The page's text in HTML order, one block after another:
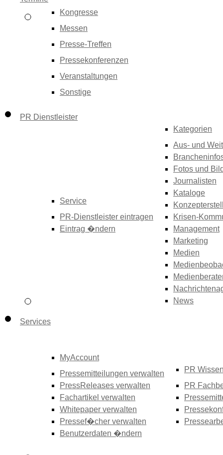
Kongresse
Messen
Presse-Treffen
Pressekonferenzen
Veranstaltungen
Sonstige
PR Dienstleister
Service
PR-Dienstleister eintragen
Eintrag �ndern
Kategorien
Aus- und
Fotos und
Journalisten
Kataloge
Krisen-
Management
Marketing
Medien
News
Services
MyAccount
Pressemitteilungen verwalten
PressReleases verwalten
Fachartikel verwalten
Whitepaper verwalten
Pressef�cher verwalten
Benutzerdaten �ndern
PR
PR